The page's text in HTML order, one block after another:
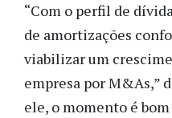
“Com o perfil de
de amortizações
viabilizar um
empresa por M&As,”
ele, o momento é